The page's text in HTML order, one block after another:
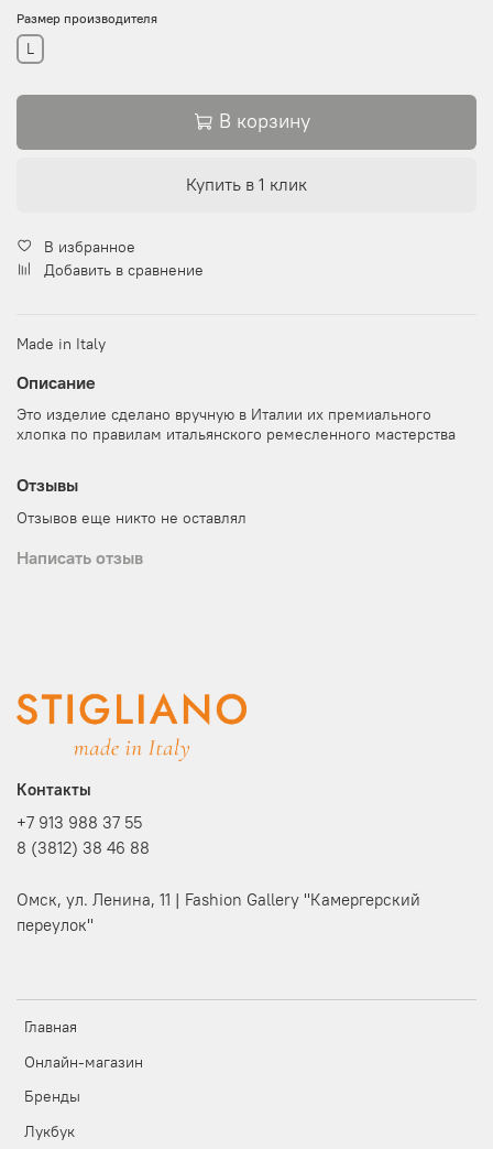
Размер производителя
L
В корзину
Купить в 1 клик
В избранное
Добавить в сравнение
Made in Italy
Описание
Это изделие сделано вручную в Италии их премиального
хлопка по правилам итальянского ремесленного мастерства
Отзывы
Отзывов еще никто не оставлял
Написать отзыв
Главная
Онлайн-магазин
Бренды
Лукбук
Контакты
+7 913 988 37 55
8 (3812) 38 46 88
Омск, ул. Ленина, 11 | Fashion Gallery "Камергерский
переулок"